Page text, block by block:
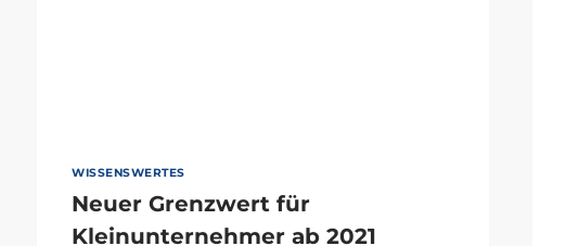
WISSENSWERTES
Neuer Grenzwert für
Kleinunternehmer ab 2021